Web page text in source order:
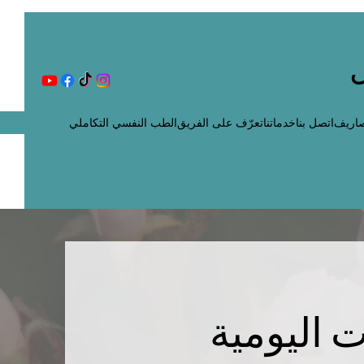
الطب النفسي التكامليتعرّف على الفريقخدماتنااتصل بنا
اليومية